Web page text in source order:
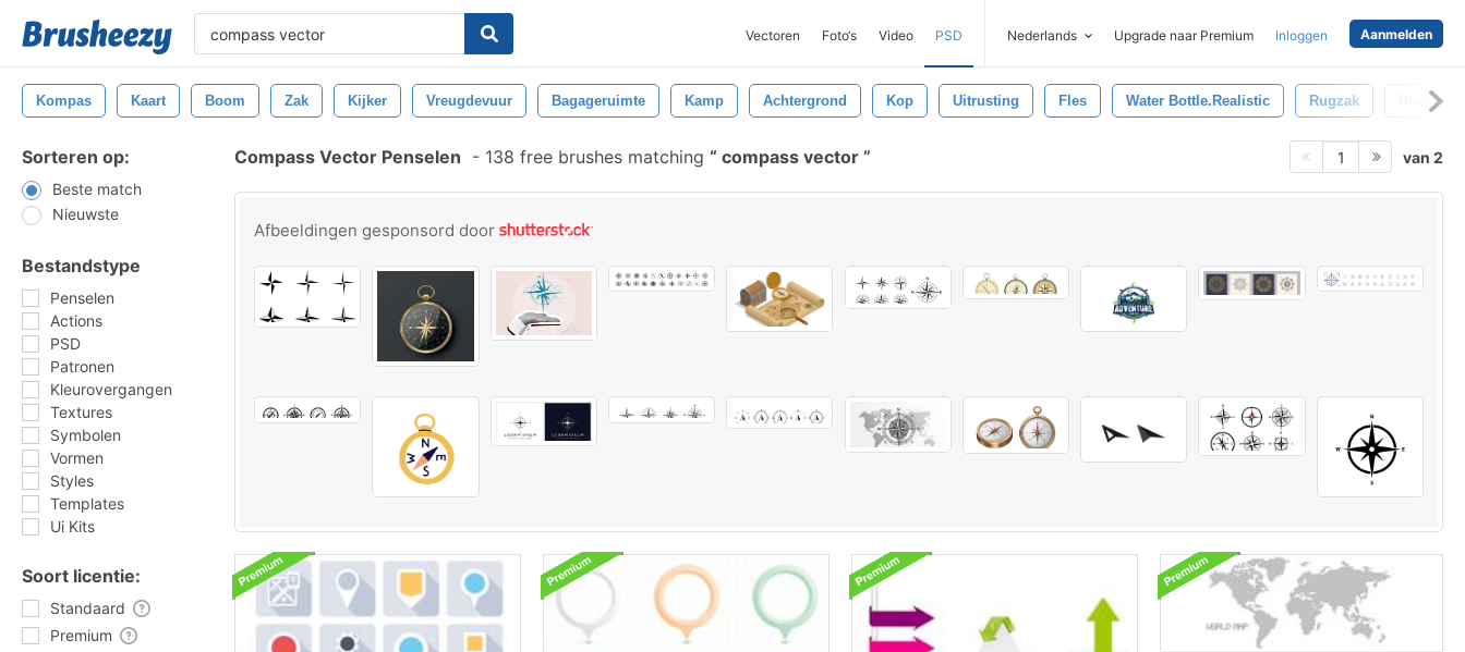
Vectoren Foto‘s Video PSD Nederlands Upgrade naar Premium Inloggen Aanmelden
Kompas Kaart Boom Zak Kijker Vreugdevuur Bagageruimte Kamp Achtergrond Kop Uitrusting Fles Water Bottle.realistic Rugzak Reizen
Sorteren op:
Beste match
Nieuwste
Bestandstype
Penselen
Actions
PSD
Patronen
Kleurovergangen
Textures
Symbolen
Vormen
Styles
Templates
Ui Kits
Soort licentie:
Standaard
Premium
Compass Vector Penselen - 138 free brushes matching compass vector 1 van 2
Afbeeldingen gesponsord door